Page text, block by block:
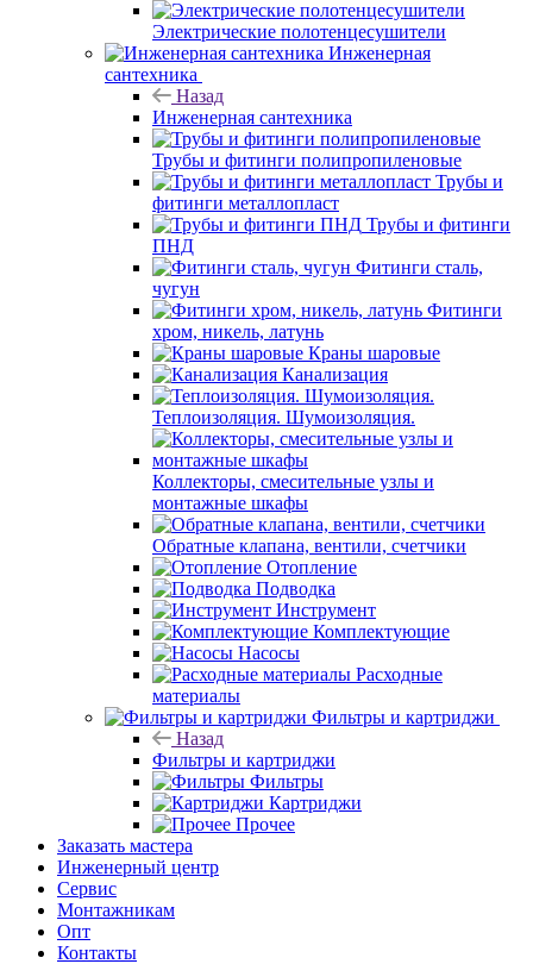
Электрические полотенцесушители
Инженерная
сантехника
Назад
Инженерная сантехника
Трубы и фитинги полипропиленовые
Трубы и
фитинги металлопласт
Трубы и фитинги
ПНД
Фитинги сталь,
чугун
Фитинги
хром, никель, латунь
Краны шаровые
Канализация
Теплоизоляция. Шумоизоляция.
Коллекторы, смесительные узлы и
монтажные шкафы
Обратные клапана, вентили, счетчики
Отопление
Подводка
Инструмент
Комплектующие
Насосы
Расходные
материалы
Фильтры и картриджи
Назад
Фильтры и картриджи
Фильтры
Картриджи
Прочее
Заказать мастера
Инженерный центр
Сервис
Монтажникам
Опт
Контакты